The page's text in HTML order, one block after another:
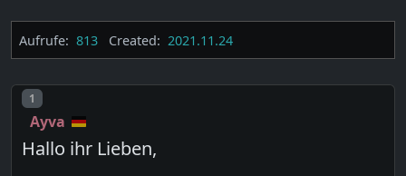
Aufrufe: 813 Created: 2021.11.24
Post number
1
Ayva
Hallo ihr Lieben,